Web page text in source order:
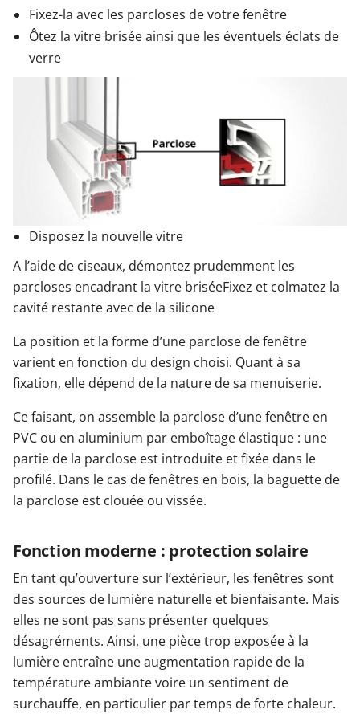
Fixez-la avec les parcloses de votre fenêtre
Ôtez la vitre brisée ainsi que les éventuels éclats de
verre
Disposez la nouvelle vitre
A l’aide de ciseaux, démontez prudemment les
parcloses encadrant la vitre briséeFixez et colmatez la
cavité restante avec de la silicone
La position et la forme d’une parclose de fenêtre
varient en fonction du design choisi. Quant à sa
fixation, elle dépend de la nature de sa menuiserie.
Ce faisant, on assemble la parclose d’une fenêtre en
PVC ou en aluminium par emboîtage élastique : une
partie de la parclose est introduite et fixée dans le
profilé. Dans le cas de fenêtres en bois, la baguette de
la parclose est clouée ou vissée.
Fonction moderne : protection solaire
En tant qu’ouverture sur l’extérieur, les fenêtres sont
des sources de lumière naturelle et bienfaisante. Mais
elles ne sont pas sans présenter quelques
désagréments. Ainsi, une pièce trop exposée à la
lumière entraîne une augmentation rapide de la
température ambiante voire un sentiment de
surchauffe, en particulier par temps de forte chaleur.